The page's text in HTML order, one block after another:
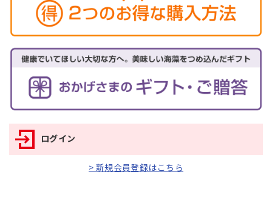
ログイン
> 新規会員登録はこちら